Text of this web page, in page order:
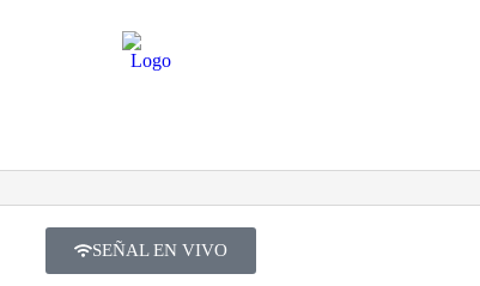
SEÑAL EN VIVO